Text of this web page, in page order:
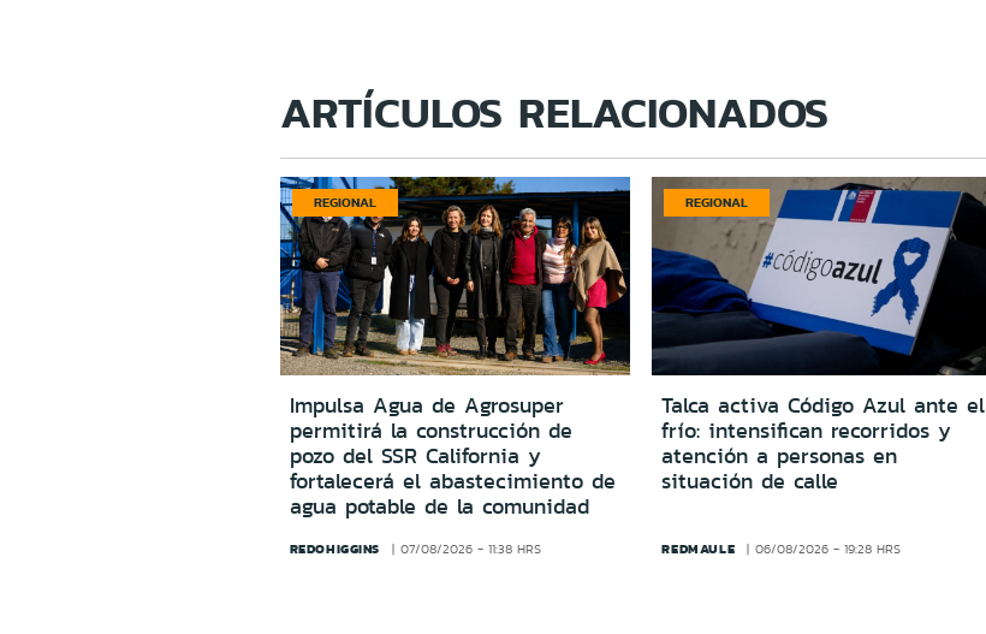
ARTÍCULOS RELACIONADOS
REGIONAL
Impulsa Agua de Agrosuper
permitirá la construcción de
pozo del SSR California y
fortalecerá el abastecimiento de
agua potable de la comunidad
REDOHIGGINS 07/08/2026 - 11:38 HRS
REGIONAL
Talca activa Código Azul ante el
frío: intensifican recorridos y
atención a personas en
situación de calle
REDMAULE 06/08/2026 - 19:28 HRS